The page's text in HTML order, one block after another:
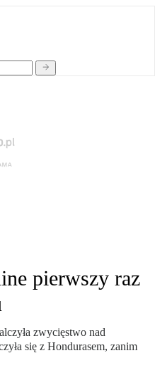
pierwszy raz
zwycięstwo nad
się z Hondurasem, zanim